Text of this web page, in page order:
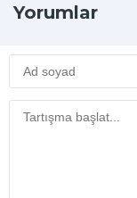
Yorumlar